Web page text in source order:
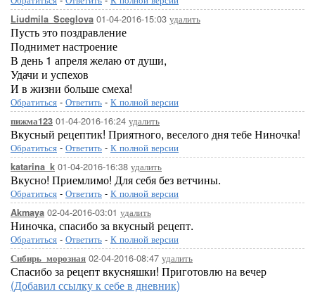
Liudmila_Sceglova 01-04-2016-15:03 удалить
Пусть это поздравление
Поднимет настроение
В день 1 апреля желаю от души,
Удачи и успехов
И в жизни больше смеха!
Обратиться - Ответить - К полной версии
пижма123 01-04-2016-16:24 удалить
Вкусный рецептик! Приятного, веселого дня тебе Ниночка!
Обратиться - Ответить - К полной версии
katarina_k 01-04-2016-16:38 удалить
Вкусно! Приемлимо! Для себя без ветчины.
Обратиться - Ответить - К полной версии
Akmaya 02-04-2016-03:01 удалить
Ниночка, спасибо за вкусный рецепт.
Обратиться - Ответить - К полной версии
Сибирь_морозная 02-04-2016-08:47 удалить
Спасибо за рецепт вкусняшки! Приготовлю на вечер
(Добавил ссылку к себе в дневник)